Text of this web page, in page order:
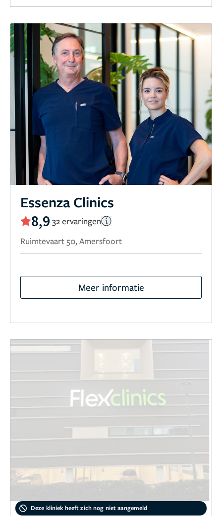
Essenza Clinics
8,9 32 ervaringen
Ruimtevaart 50, Amersfoort
Meer informatie
Deze kliniek heeft zich nog niet aangemeld